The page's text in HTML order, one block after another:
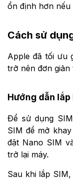
ổn định hơn nếu
Cách sử
Apple đã tối ưu
trở nên đơn
Hướng dẫn lắp
Để sử dụng
SIM để mở
đặt Nano SIM
trở lại máy.
Sau khi lắp SIM,